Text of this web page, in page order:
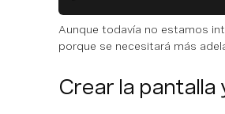
Aunque todavía no estamos
porque se necesitará más
Crear la